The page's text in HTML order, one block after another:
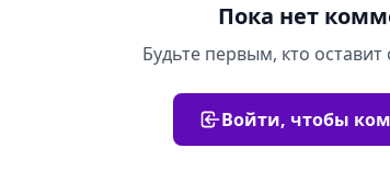
Пока нет
Будьте первым, кто
Войти, чтобы